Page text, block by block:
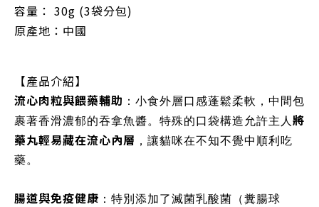
容量： 30g (3袋分包)
原產地：中國
【產品介紹】
流心肉粒與餵藥輔助 ：小食外層口感蓬鬆柔軟，中間包
裹著香滑濃郁的吞拿魚醬。特殊的口袋構造允許主人 將
藥丸輕易藏在流心內層 ，讓貓咪在不知不覺中順利吃
藥。
腸道與免疫健康 ：特別添加了滅菌乳酸菌（糞腸球